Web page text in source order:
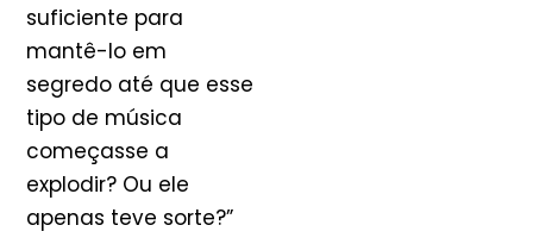
suficiente para
mantê-lo em
segredo até que esse
tipo de música
começasse a
explodir? Ou ele
apenas teve sorte?”